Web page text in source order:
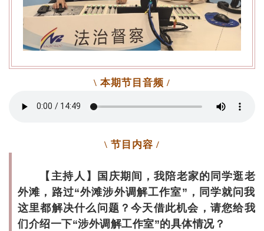
\ 本期节目音频 /
\ 节目内容 /
【主持人】
国庆期间，我陪老家的同学逛老
外滩，路过“外滩涉外调解工作室”，同学就问我
这里都解决什么问题？今天借此机会，请您给我
们介绍一下“涉外调解工作室”的具体情况？